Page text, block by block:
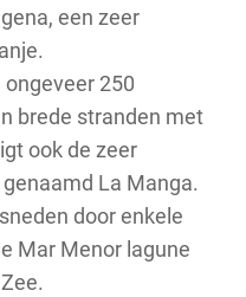
een zeer
250
brede stranden met
ook de zeer
La Manga.
door enkele
Mar Menor lagune